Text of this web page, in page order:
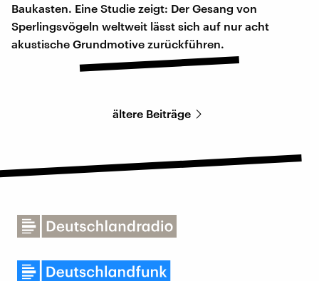
Baukasten. Eine Studie zeigt: Der Gesang von
Sperlingsvögeln weltweit lässt sich auf nur acht
akustische Grundmotive zurückführen.
ältere Beiträge